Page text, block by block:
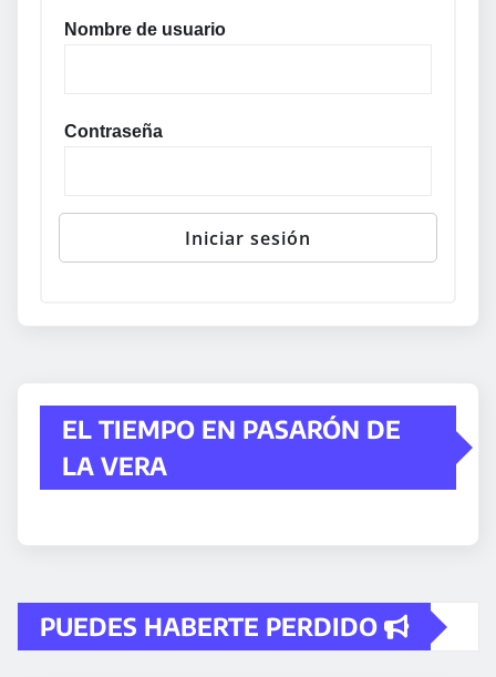
Nombre de usuario
Contraseña
EL TIEMPO EN PASARÓN DE
LA VERA
PUEDES HABERTE PERDIDO